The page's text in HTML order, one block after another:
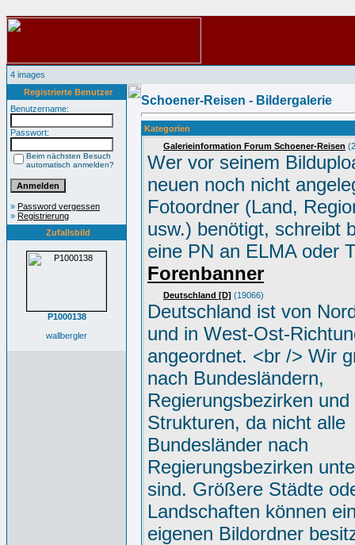
4 images
Registrierte Benutzer
Benutzername:
Passwort:
Beim nächsten Besuch
automatisch anmelden?
» Password vergessen
» Registrierung
Zufallsbild
P1000138
wallbergler
Schoener-Reisen - Bildergalerie
Kategorien
Galerieinformation Forum Schoener-Reisen
Wer vor seinem
neuen noch nicht
Fotoordner (Land,
usw.) benötigt, schreibt
eine PN an ELMA oder
Forenbanner
Deutschland [D] (19066)
Deutschland ist von
und in West-Ost-
angeordnet. <br /> Wir
nach Bundesländern,
Regierungsbezirken
Strukturen, da nicht alle
Bundesländer nach
Regierungsbezirken
sind. Größere Städte
Landschaften können
eigenen Bildordner